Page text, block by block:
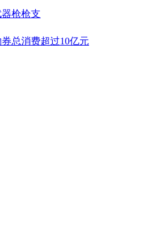
枪枪支
总消费超过10亿元